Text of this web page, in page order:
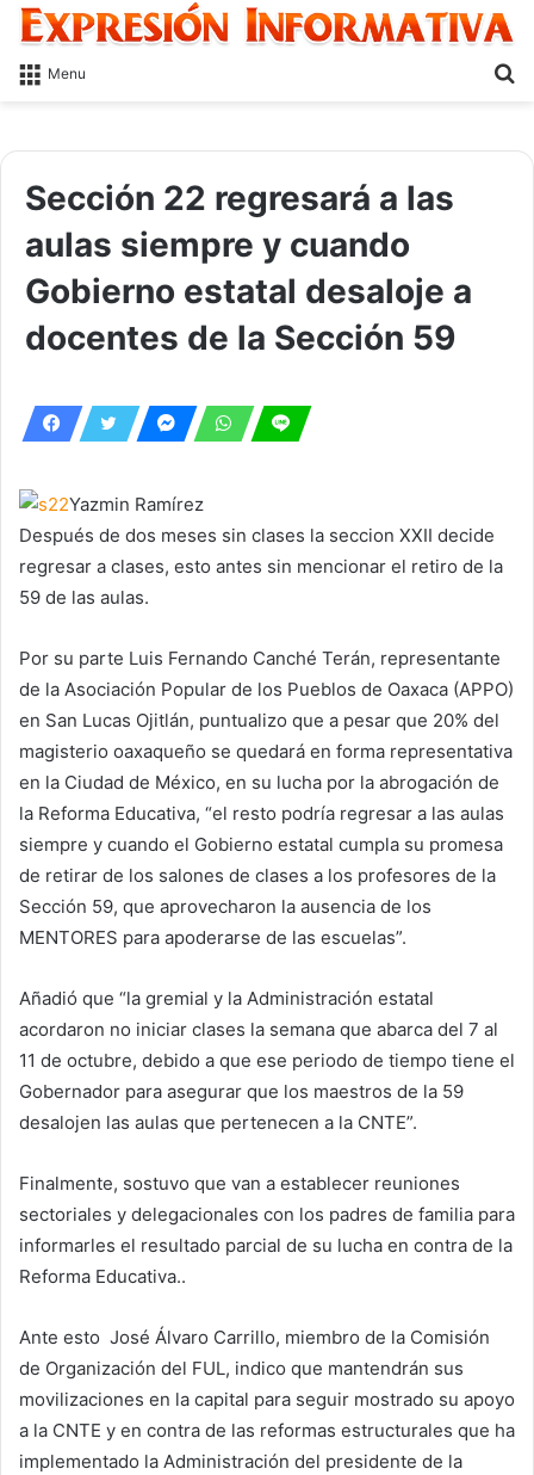
Menu
Sección 22 regresará a las
aulas siempre y cuando
Gobierno estatal desaloje a
docentes de la Sección 59
Yazmin Ramírez
Después de dos meses sin clases la seccion XXII decide
regresar a clases, esto antes sin mencionar el retiro de la
59 de las aulas.
Por su parte Luis Fernando Canché Terán, representante
de la Asociación Popular de los Pueblos de Oaxaca (APPO)
en San Lucas Ojitlán, puntualizo que a pesar que 20% del
magisterio oaxaqueño se quedará en forma representativa
en la Ciudad de México, en su lucha por la abrogación de
la Reforma Educativa, “el resto podría regresar a las aulas
siempre y cuando el Gobierno estatal cumpla su promesa
de retirar de los salones de clases a los profesores de la
Sección 59, que aprovecharon la ausencia de los
MENTORES para apoderarse de las escuelas”.
Añadió que “la gremial y la Administración estatal
acordaron no iniciar clases la semana que abarca del 7 al
11 de octubre, debido a que ese periodo de tiempo tiene el
Gobernador para asegurar que los maestros de la 59
desalojen las aulas que pertenecen a la CNTE”.
Finalmente, sostuvo que van a establecer reuniones
sectoriales y delegacionales con los padres de familia para
informarles el resultado parcial de su lucha en contra de la
Reforma Educativa..
Ante esto José Álvaro Carrillo, miembro de la Comisión
de Organización del FUL, indico que mantendrán sus
movilizaciones en la capital para seguir mostrado su apoyo
a la CNTE y en contra de las reformas estructurales que ha
implementado la Administración del presidente de la